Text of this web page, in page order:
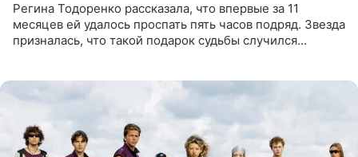
Регина Тодоренко рассказала, что впервые за 11
месяцев ей удалось проспать пять часов подряд. Звезда
призналась, что такой подарок судьбы случился